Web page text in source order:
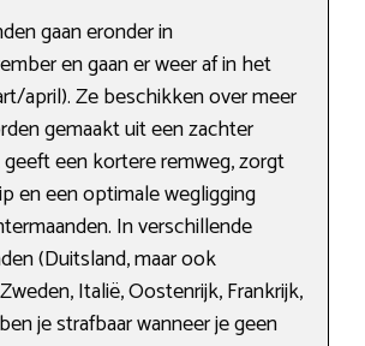
gaan eronder in
en gaan er weer af in het
april). Ze beschikken over meer
gemaakt uit een zachter
een kortere remweg, zorgt
en een optimale wegligging
In verschillende
(Duitsland, maar ook
Italië, Oostenrijk, Frankrijk,
je strafbaar wanneer je geen